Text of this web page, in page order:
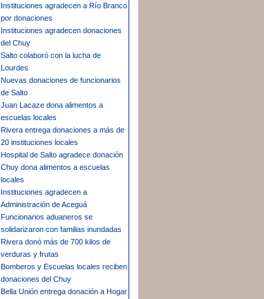
Instituciones agradecen a Río Branco
por donaciones
Instituciones agradecen donaciones
del Chuy
Salto colaboró con la lucha de
Lourdes
Nuevas donaciones de funcionarios
de Salto
Juan Lacaze dona alimentos a
escuelas locales
Rivera entrega donaciones a más de
20 instituciones locales
Hospital de Salto agradece donación
Chuy dona alimentos a escuelas
locales
Instituciones agradecen a
Administración de Aceguá
Funcionarios aduaneros se
solidarizaron con familias inundadas
Rivera donó más de 700 kilos de
verduras y frutas
Bomberos y Escuelas locales reciben
donaciones del Chuy
Bella Unión entrega donación a Hogar